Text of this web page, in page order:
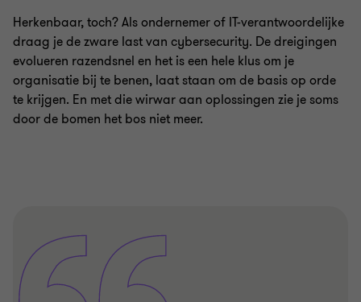
Herkenbaar, toch? Als ondernemer of IT-verantwoordelijke
draag je de zware last van cybersecurity. De dreigingen
evolueren razendsnel en het is een hele klus om je
organisatie bij te benen, laat staan om de basis op orde
te krijgen. En met die wirwar aan oplossingen zie je soms
door de bomen het bos niet meer.